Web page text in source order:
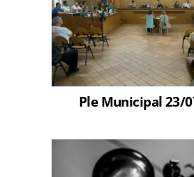
Ple Municipal 23/